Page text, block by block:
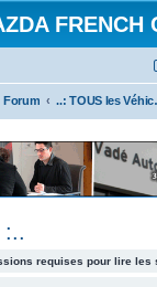
FRENCH
Forum ..:
:..
requises pour lire les